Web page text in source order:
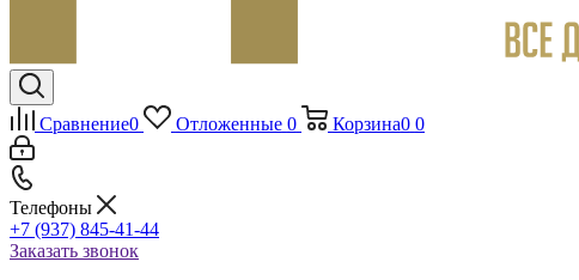
Сравнение0 Отложенные 0 Корзина0 0
Телефоны
+7 (937) 845-41-44
Заказать звонок